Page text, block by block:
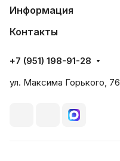
Информация
Контакты
+7 (951) 198-91-28
ул. Максима Горького, 76